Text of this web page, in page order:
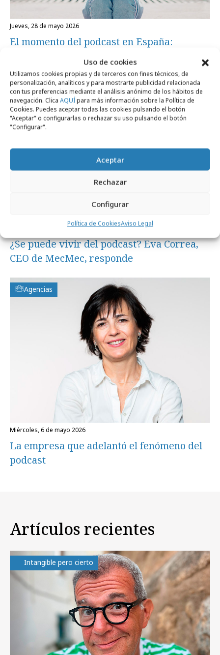
Uso de cookies
Utilizamos cookies propias y de terceros con fines técnicos, de
personalización, analíticos y para mostrarte publicidad relacionada
con tus preferencias mediante el análisis anónimo de los hábitos de
navegación. Clica AQUÍpara más información sobre la Política de
Cookies. Puedes aceptar todas las cookies pulsando el botón
"Aceptar" o configurarlas o rechazar su uso pulsando el botón
"Configurar".
Aceptar
Rechazar
Configurar
Política de CookiesAviso Legal
jueves, 28 de mayo 2026
El momento del podcast en España:
audiencia masiva, inversión al alza
Formación y estudios
martes, 19 de mayo 2026
¿Se puede vivir del podcast? Eva Correa,
CEO de MecMec, responde
Agencias
miércoles, 6 de mayo 2026
La empresa que adelantó el fenómeno del
podcast
Artículos recientes
Intangible pero cierto